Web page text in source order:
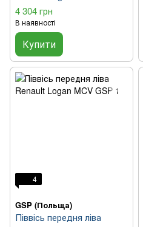
4 304 грн
В наявності
Купити
4
GSP (Польща)
Піввісь передня ліва